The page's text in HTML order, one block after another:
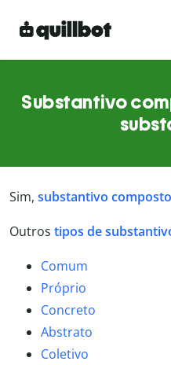
Substantivo
Sim, substantivo composto
Outros tipos de
Comum
Próprio
Concreto
Abstrato
Coletivo